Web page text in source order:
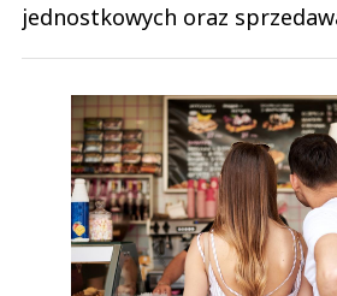
jednostkowych oraz